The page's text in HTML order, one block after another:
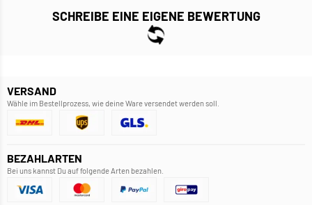
SCHREIBE EINE EIGENE BEWERTUNG
VERSAND
Wähle im Bestellprozess, wie deine Ware versendet werden soll.
BEZAHLARTEN
Bei uns kannst Du auf folgende Arten bezahlen.